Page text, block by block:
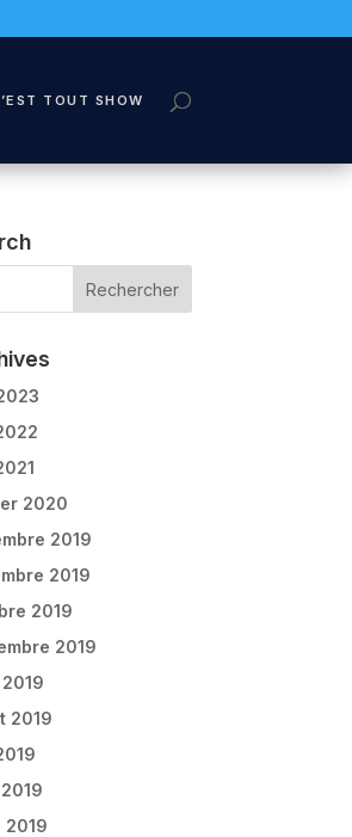
TOUT SHOW
2020
2019
2019
2019
2019
2019
2019